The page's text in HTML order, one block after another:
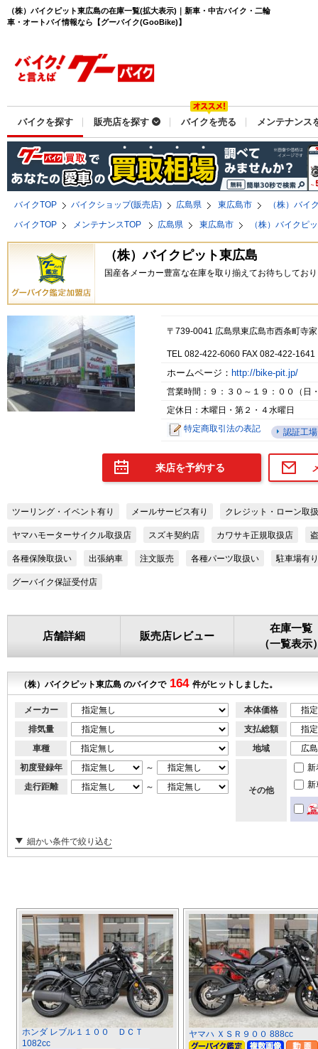
（株）バイクピット東広島の在庫一覧(拡大表示)｜新車・中古バイク・二輪
車・オートバイ情報なら【グーバイク(GooBike)】
バイクを探す 販売店を探す バイクを売る メンテナンス
バイクTOP バイクショップ(販売店) 広島県 東広島市
（株）バイ
バイクTOP
メンテナンスTOP 広島県 東広島市 （株）バイクピ
（株）バイクピット東広島
国産各メーカー豊富な在庫を取り揃えてお待ちしてお
〒739-0041 広島県東広島市西条町寺
TEL 082-422-6060 FAX 082-422-1641
ホームページ： http://bike-pit.jp/
営業時間：９：３０～１９：００（日
定休日：木曜日・第２・４水曜日
特定商取引法の表記
認証工
来店を予約する
ツーリング・イベント有り メールサービス有り クレジット・ローン取
ヤマハモーターサイクル取扱店 スズキ契約店 カワサキ正規取扱店
各種保険取扱い 出張納車 注文販売 各種パーツ取扱い 駐車場有り
グーバイク保証受付店
店舗詳細 販売店レビュー
在庫一覧
（一覧表示
（株）バイクピット東広島 のバイクで 164 件がヒットしました。
メーカー
排気量
車種
初度登録年
～
走行距離
～
本体価格
支払総額
地域
その他
新
新
細かい条件で絞り込む
ホンダ レブル１１００ ＤＣＴ
1082cc
ヤマハ ＸＳＲ９００ 888cc